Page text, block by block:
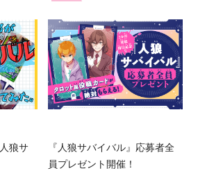
狼サ
『人狼サバイバル』応募者全
員プレゼント開催！